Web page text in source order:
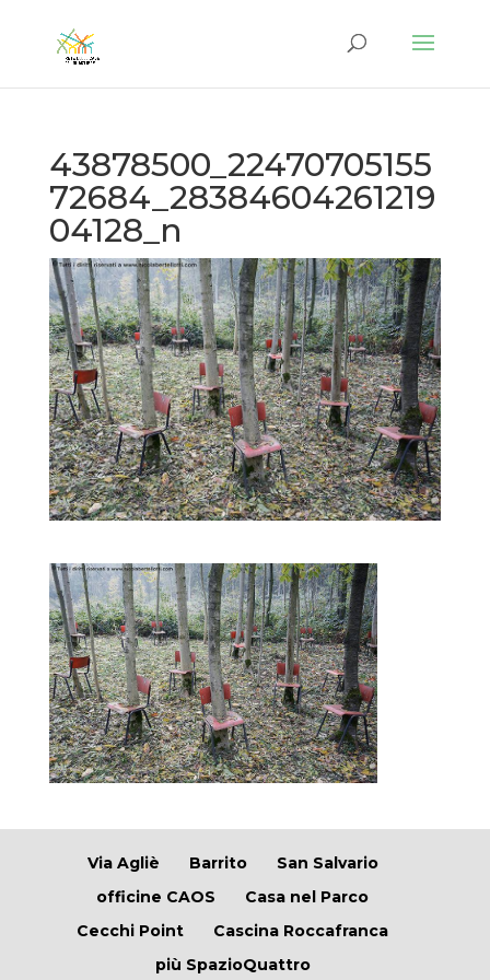
43878500_22470705155
72684_28384604261219
04128_n
Via Agliè Barrito
San Salvario
officine CAOS
Casa nel Parco
Cecchi Point
Cascina Roccafranca
più SpazioQuattro